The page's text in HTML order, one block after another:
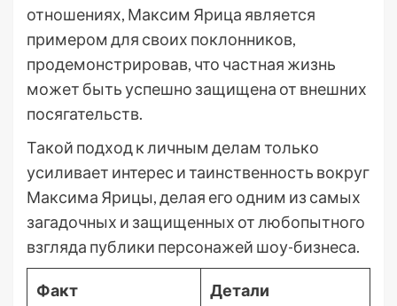
отношениях, Максим Ярица является
примером для своих поклонников,
продемонстрировав, что частная жизнь
может быть успешно защищена от внешних
посягательств.
Такой подход к личным делам только
усиливает интерес и таинственность вокруг
Максима Ярицы, делая его одним из самых
загадочных и защищенных от любопытного
взгляда публики персонажей шоу-бизнеса.
Факт Детали